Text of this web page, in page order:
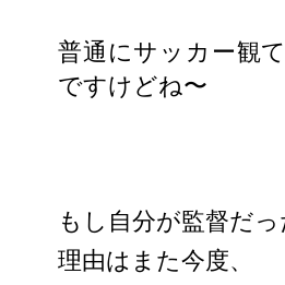
普通にサッカー観
ですけどね〜
もし自分が監督だ
理由はまた今度、